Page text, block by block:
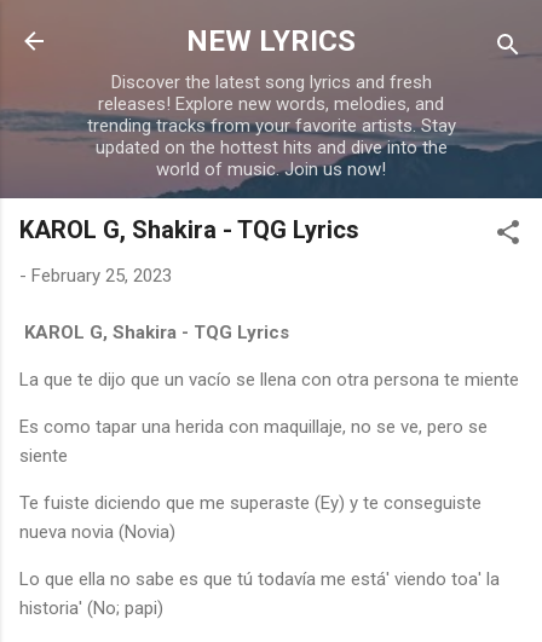
Skip to main content
NEW LYRICS
Discover the latest song lyrics and fresh
releases! Explore new words, melodies, and
trending tracks from your favorite artists. Stay
updated on the hottest hits and dive into the
world of music. Join us now!
KAROL G, Shakira - TQG Lyrics
- February 25, 2023
KAROL G, Shakira - TQG Lyrics
La que te dijo que un vacío se llena con otra persona te miente
Es como tapar una herida con maquillaje, no se ve, pero se
siente
Te fuiste diciendo que me superaste (Ey) y te conseguiste
nueva novia (Novia)
Lo que ella no sabe es que tú todavía me está' viendo toa' la
historia' (No; papi)